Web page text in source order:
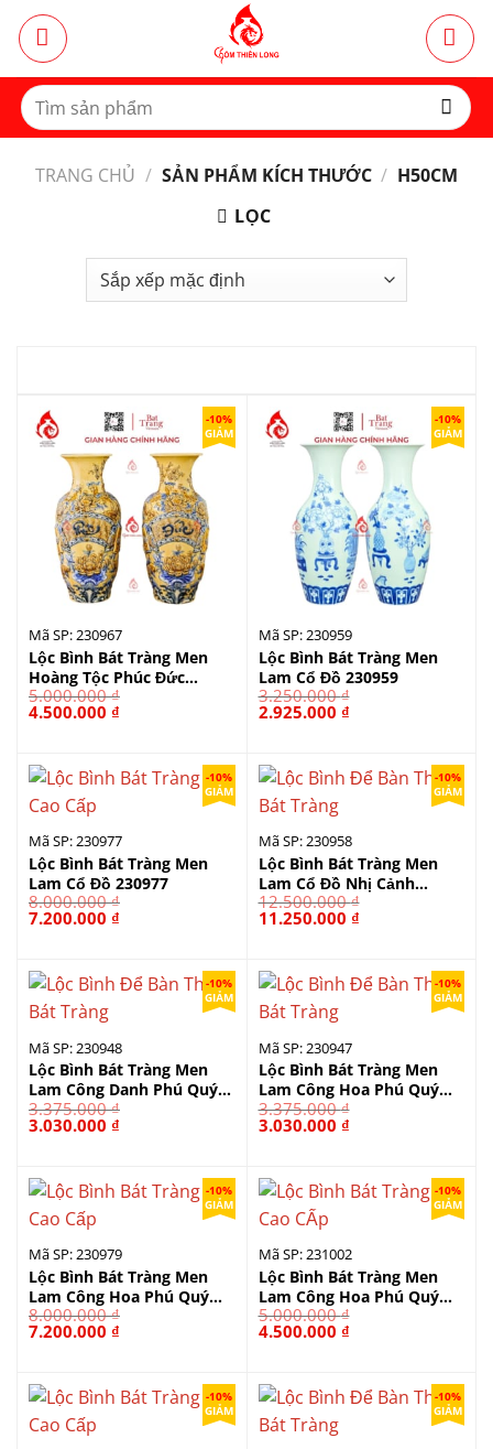
qua
dungTìm
kiếm:
TRANG CHỦ / SẢN PHẨM KÍCH THƯỚC / H50CM
LỌC
-10%
GIẢM
Mã SP: 230967
Lộc Bình Bát Tràng Men
Hoàng Tộc Phúc Đức
230967
5.000.000₫
Giá
gốc
4.500.000 ₫
4.500.000 ₫.
-10%
GIẢM
Mã SP: 230959
Lộc Bình Bát Tràng Men
Lam Cổ Đồ 230959
3.250.000₫
Giá
gốc
2.925.000 ₫Giá
hiện
2.925.000 ₫.
-10%
GIẢM
Mã SP: 230977
Lộc Bình Bát Tràng Men
Lam Cổ Đồ 230977
8.000.000₫
Giá
gốc
7.200.000 ₫
7.200.000 ₫.
-10%
GIẢM
Mã SP: 230958
Lộc Bình Bát Tràng Men
Lam Cổ Đồ Nhị Cảnh
230958
12.500.000₫
Giá
gốc
11.250.000 ₫Giá
11.250.000 ₫.
-10%
GIẢM
Mã SP: 230948
Lộc Bình Bát Tràng Men
Lam Công Danh Phú Quý
230948
3.375.000₫
Giá
gốc
3.030.000 ₫
3.030.000 ₫.
-10%
GIẢM
Mã SP: 230947
Lộc Bình Bát Tràng Men
Lam Công Hoa Phú Quý
230947
3.375.000₫
Giá
gốc
3.030.000 ₫Giá
hiện
3.030.000 ₫.
-10%
GIẢM
Mã SP: 230979
Lộc Bình Bát Tràng Men
Lam Công Hoa Phú Quý
230979
8.000.000₫
Giá
gốc
7.200.000 ₫
7.200.000 ₫.
-10%
GIẢM
Mã SP: 231002
Lộc Bình Bát Tràng Men
Lam Công Hoa Phú Quý
231002
5.000.000₫
Giá
gốc
4.500.000 ₫Giá
hiện
4.500.000 ₫.
-10%
GIẢM
-10%
GIẢM